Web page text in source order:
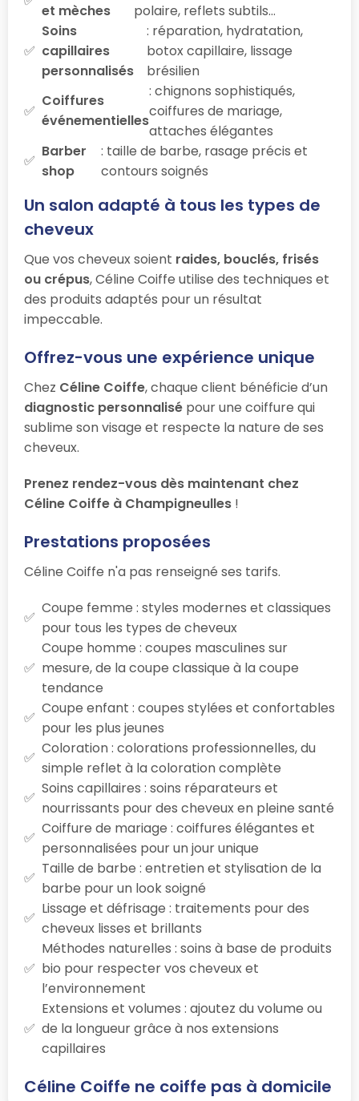
et mèches
polaire, reflets subtils…
Soins
capillaires
personnalisés
: réparation, hydratation,
botox capillaire, lissage
brésilien
Coiffures
événementielles
: chignons sophistiqués,
coiffures de mariage,
attaches élégantes
Barber
shop
: taille de barbe, rasage précis et
contours soignés
Un salon adapté à tous les types de
cheveux
Que vos cheveux soient raides, bouclés, frisés
ou crépus, Céline Coiffe utilise des techniques et
des produits adaptés pour un résultat
impeccable.
Offrez-vous une expérience unique
Chez Céline Coiffe, chaque client bénéficie d’un
diagnostic personnalisé pour une coiffure qui
sublime son visage et respecte la nature de ses
cheveux.
Prenez rendez-vous dès maintenant chez
Céline Coiffe à Champigneulles !
Prestations proposées
Céline Coiffe n'a pas renseigné ses tarifs.
Coupe femme : styles modernes et classiques
pour tous les types de cheveux
Coupe homme : coupes masculines sur
mesure, de la coupe classique à la coupe
tendance
Coupe enfant : coupes stylées et confortables
pour les plus jeunes
Coloration : colorations professionnelles, du
simple reflet à la coloration complète
Soins capillaires : soins réparateurs et
nourrissants pour des cheveux en pleine santé
Coiffure de mariage : coiffures élégantes et
personnalisées pour un jour unique
Taille de barbe : entretien et stylisation de la
barbe pour un look soigné
Lissage et défrisage : traitements pour des
cheveux lisses et brillants
Méthodes naturelles : soins à base de produits
bio pour respecter vos cheveux et
l’environnement
Extensions et volumes : ajoutez du volume ou
de la longueur grâce à nos extensions
capillaires
Céline Coiffe ne coiffe pas à domicile